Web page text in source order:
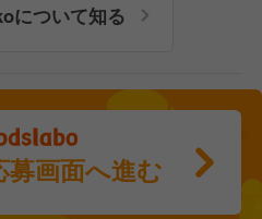
について知る
画面へ進む